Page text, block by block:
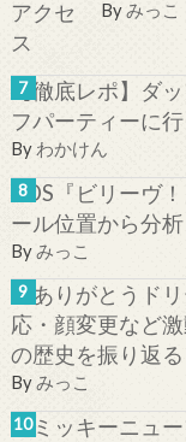
Byみっこ
【徹底レポ】ダ
フパーティーに
By わかけん
TDS『ビリーヴ
ール位置から分
By みっこ
【ありがとうド
応・顔変更など
の歴史を振り返る
Byみっこ
【ミッキーニュ